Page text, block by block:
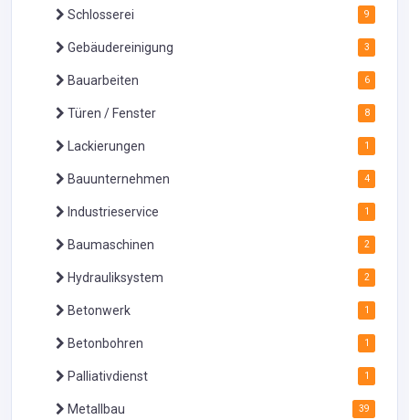
Schlosserei 9
Gebäudereinigung 3
Bauarbeiten 6
Türen / Fenster 8
Lackierungen 1
Bauunternehmen 4
Industrieservice 1
Baumaschinen 2
Hydrauliksystem 2
Betonwerk 1
Betonbohren 1
Palliativdienst 1
Metallbau 39